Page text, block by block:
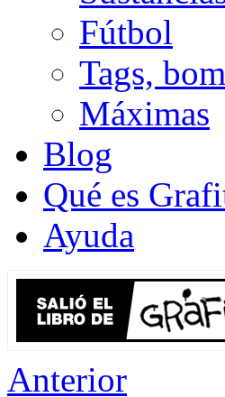
Fútbol
Tags,
Máximas
Blog
Qué es
Ayuda
Anterior